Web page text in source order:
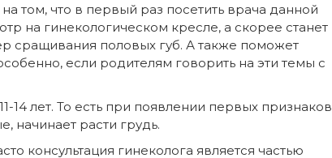
том, что в первый раз посетить врача данной
на гинекологическом кресле, а скорее станет
сращивания половых губ. А также поможет
если родителям говорить на эти темы с
лет. То есть при появлении первых признаков
начинает расти грудь.
консультация гинеколога является частью